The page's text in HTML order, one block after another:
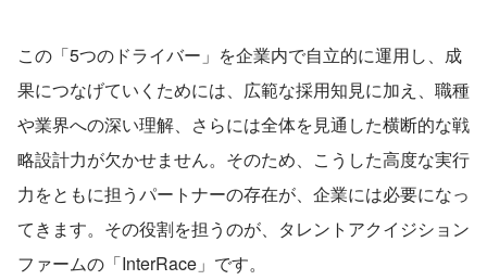
この「5つのドライバー」を企業内で自立的に運用し、成
果につなげていくためには、広範な採用知見に加え、職種
や業界への深い理解、さらには全体を見通した横断的な戦
略設計力が欠かせません。そのため、こうした高度な実行
力をともに担うパートナーの存在が、企業には必要になっ
てきます。その役割を担うのが、タレントアクイジション
ファームの「InterRace」です。